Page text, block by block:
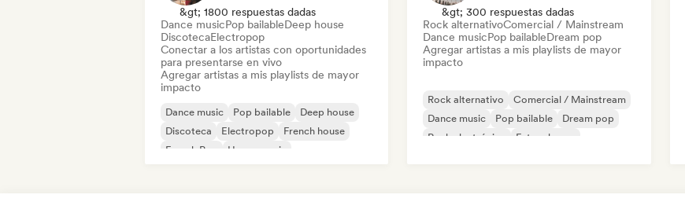
&gt; 1800 respuestas dadas
Dance musicPop bailableDeep house
DiscotecaElectropop
Conectar a los artistas con oportunidades
para presentarse en vivo
Agregar artistas a mis playlists de mayor
impacto
Dance music Pop bailable
Deep house
Discoteca
Electropop
French house
French Pop
House music
&gt; 300 respuestas dadas
Rock alternativoComercial / Mainstream
Dance musicPop bailableDream pop
Agregar artistas a mis playlists de mayor
impacto
Rock alternativo
Comercial / Mainstream
Dance music
Pop bailable
Dream pop
Rock electrónico
Future house